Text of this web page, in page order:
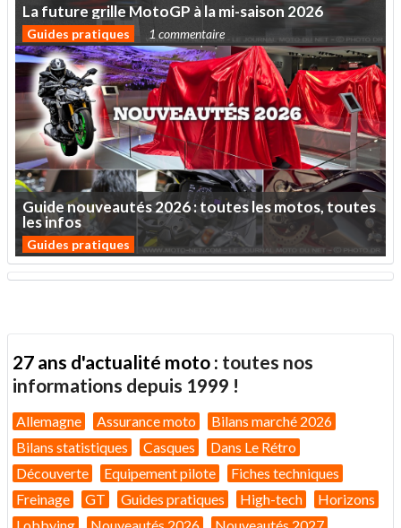
Lafuturegrille MotoGP àlami-saison 2026
Guides pratiques 1 commentaire
Guidenouveautés2026:touteslesmotos,toutes
lesinfos
Guides pratiques
27 ans d'actualité moto : toutes nos
informations depuis 1999 !
Allemagne Assurance moto
Bilans marché 2026
Bilans statistiques
Casques
Dans Le Rétro
Découverte
Equipement pilote
Fiches techniques
Freinage
GT Guides pratiques High-tech
Horizons